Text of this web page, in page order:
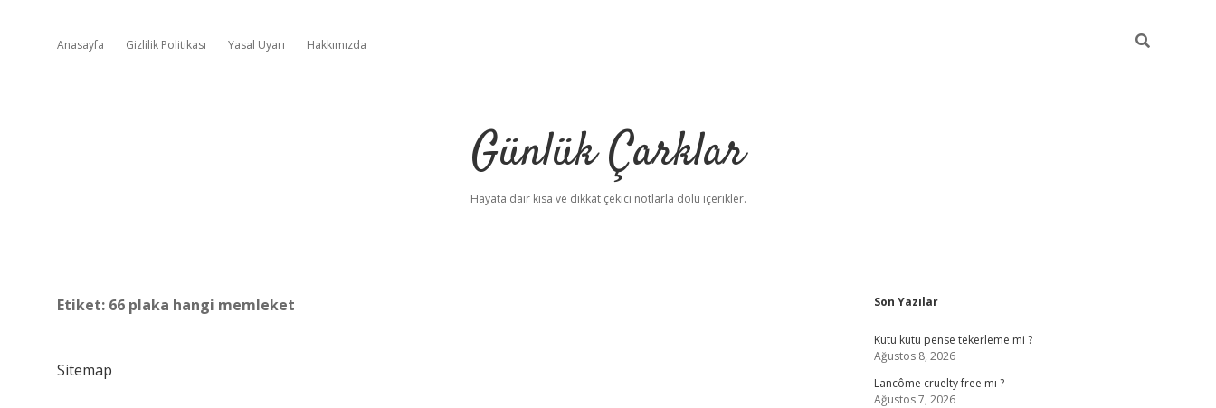
Anasayfa Gizlilik Politikası Yasal Uyarı Hakkımızda
Günlük Çarklar
Hayata dair kısa ve dikkat çekici notlarla dolu içerikler.
Etiket: 66 plaka hangi memleket
Sitemap
Sidebar
Son Yazılar
Kutu kutu pense tekerleme mi ?
Ağustos 8, 2026
Lancôme cruelty free mı ?
Ağustos 7, 2026
ilbet güncel giriş adresi